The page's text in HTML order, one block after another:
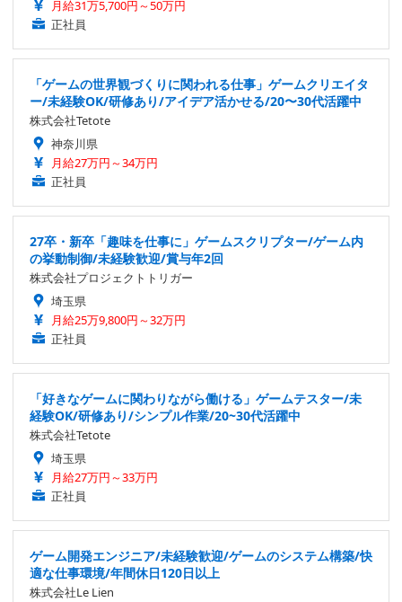
月給31万5,700円～50万円
正社員
「ゲームの世界観づくりに関われる仕事」ゲームクリエイタ
ー/未経験OK/研修あり/アイデア活かせる/20〜30代活躍中
株式会社Tetote
神奈川県
月給27万円～34万円
正社員
27卒・新卒「趣味を仕事に」ゲームスクリプター/ゲーム内
の挙動制御/未経験歓迎/賞与年2回
株式会社プロジェクトトリガー
埼玉県
月給25万9,800円～32万円
正社員
「好きなゲームに関わりながら働ける」ゲームテスター/未
経験OK/研修あり/シンプル作業/20~30代活躍中
株式会社Tetote
埼玉県
月給27万円～33万円
正社員
ゲーム開発エンジニア/未経験歓迎/ゲームのシステム構築/快
適な仕事環境/年間休日120日以上
株式会社Le Lien